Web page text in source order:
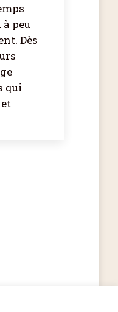
à peu
Dès
qui